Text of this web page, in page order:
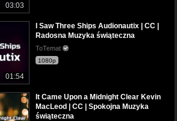
03:03
01:54
I Saw Three Ships Audionautix | CC |
Radosna Muzyka świąteczna
ToTemat
1080p
It Came Upon a Midnight Clear Kevin
MacLeod | CC | Spokojna Muzyka
świąteczna